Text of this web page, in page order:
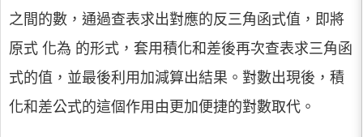
之間的數，通過查表求出對應的反三角函式值，即將
原式 化為 的形式，套用積化和差後再次查表求三角函
式的值，並最後利用加減算出結果。對數出現後，積
化和差公式的這個作用由更加便捷的對數取代。